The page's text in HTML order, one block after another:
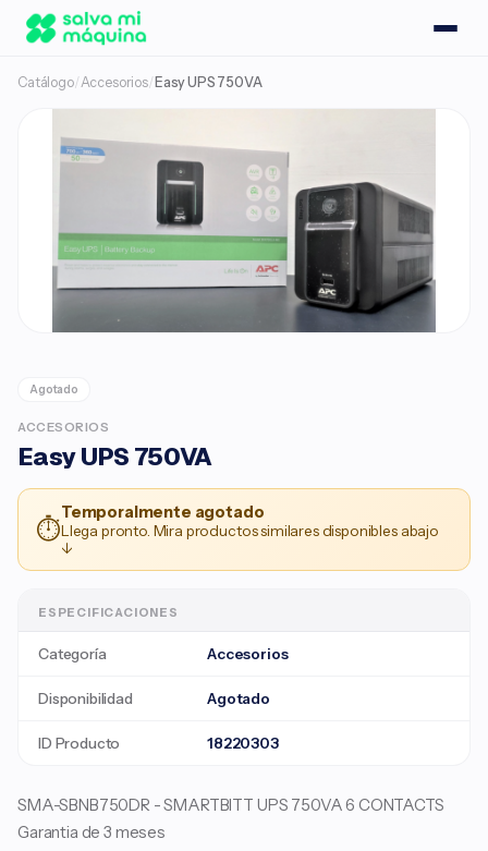
Catálogo/Accesorios/ Easy UPS 750VA
Agotado
ACCESORIOS
Easy UPS 750VA
⏱
Temporalmente agotado
Llega pronto. Mira productos similares disponibles abajo
↓
ESPECIFICACIONES
Categoría Accesorios
Disponibilidad Agotado
ID Producto 18220303
SMA-SBNB750DR - SMARTBITT UPS 750VA 6 CONTACTS
Garantia de 3 meses